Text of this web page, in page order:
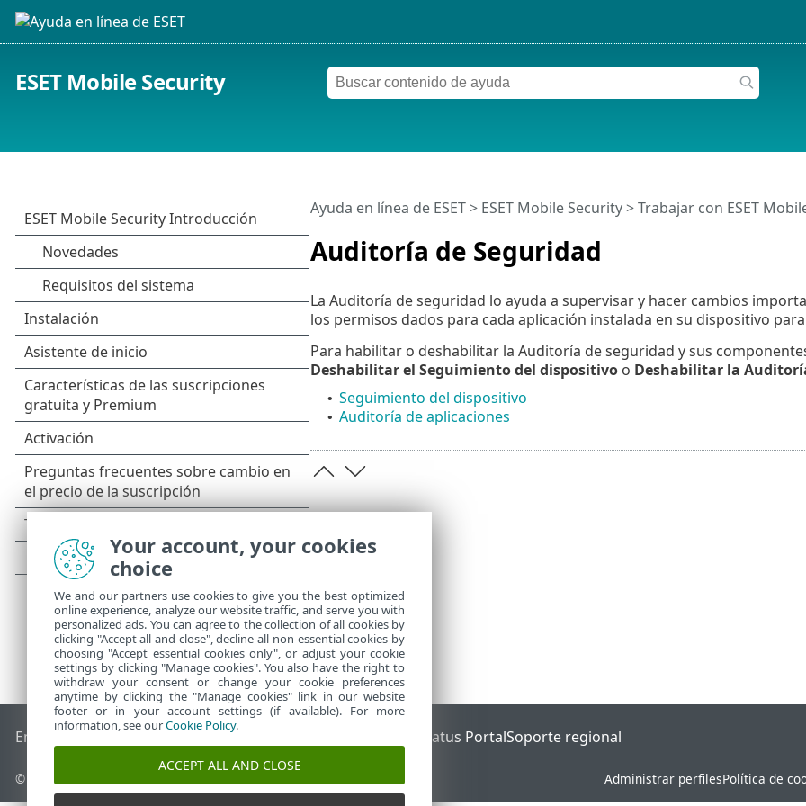
ESET Mobile Security
Auditoría de Seguridad
Ayuda en línea de ESET> ESET Mobile Security>Trabajar con ESET
La Auditoría de seguridad lo ayuda a supervisar y hacer cambios
los permisos dados para cada aplicación instalada en su dispositivo
Para habilitar o deshabilitar la Auditoría de seguridad y sus
Deshabilitar el Seguimiento del dispositivoo Deshabilitar la
• Seguimiento del dispositivo
• Auditoría de aplicaciones
End of Life Base de conocimiento de ESET ESET Status PortalSoporte regional
© 1992 - 2026 ESET, spol. s r.o. - Todos los derechos reservados. Administrar perfilesPolítica de
Your account, your cookies
choice
We and our partners use cookies to give you the best optimized
online experience, analyze our website traffic, and serve you with
personalized ads. You can agree to the collection of all cookies by
clicking "Accept all and close", decline all non-essential cookies by
choosing "Accept essential cookies only", or adjust your cookie
settings by clicking "Manage cookies". You also have the right to
withdraw your consent or change your cookie preferences
anytime by clicking the "Manage cookies" link in our website
footer or in your account settings (if available). For more
information, see ourCookie Policy.
ACCEPT ALL AND CLOSE